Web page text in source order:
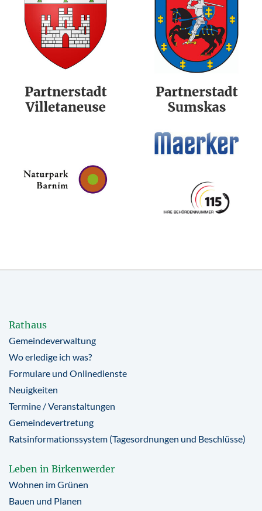
Rathaus
Gemeindeverwaltung
Wo erledige ich was?
Formulare und Onlinedienste
Neuigkeiten
Termine / Veranstaltungen
Gemeindevertretung
Ratsinformationssystem (Tagesordnungen und Beschlüsse)
Leben in Birkenwerder
Wohnen im Grünen
Bauen und Planen